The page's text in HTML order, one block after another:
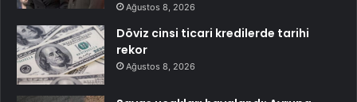
Ağustos 8, 2026
Döviz cinsi ticari kredilerde tarihi
rekor
Ağustos 8, 2026